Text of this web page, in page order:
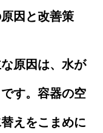
因と改善策
原因は、水が
す。容器の空
えをこまめに